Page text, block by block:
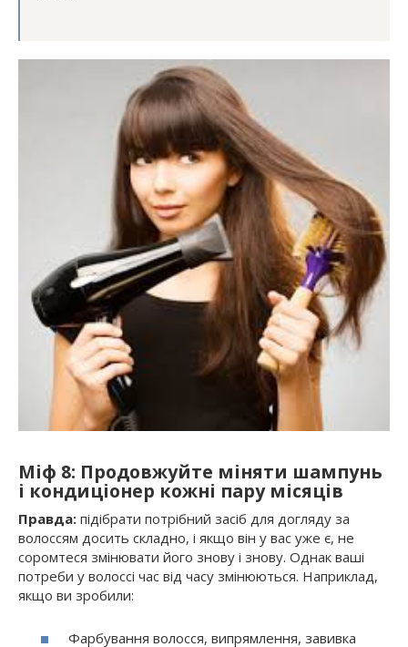
Міф 8: Продовжуйте міняти шампунь
і кондиціонер кожні пару місяців
Правда: підібрати потрібний засіб для догляду за
волоссям досить складно, і якщо він у вас уже є, не
соромтеся змінювати його знову і знову. Однак ваші
потреби у волоссі час від часу змінюються. Наприклад,
якщо ви зробили:
Фарбування волосся, випрямлення, завивка